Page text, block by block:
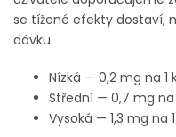
se tížené efekty dostaví,
dávku.
Nízká — 0,2 mg na 1
Střední — 0,7 mg na
Vysoká — 1,3 mg na